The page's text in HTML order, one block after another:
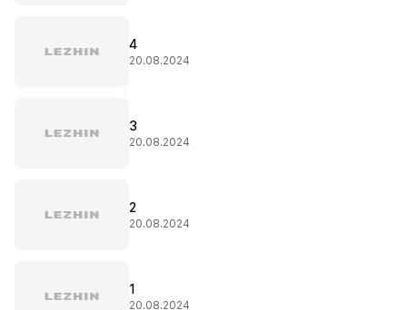
4
20.08.2024
3
20.08.2024
2
20.08.2024
1
20.08.2024